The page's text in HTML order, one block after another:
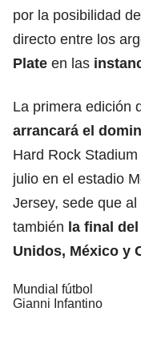
por la posibilidad
directo entre los
Plate en las
La primera edición
arrancará el
Hard Rock
julio en el estadio
Jersey, sede que
también la final
Unidos, México y
Mundial fútbol
Gianni Infantino